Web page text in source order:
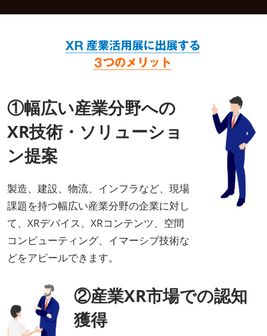
①幅広い産業分野への
XR技術・ソリューショ
ン提案
製造、建設、物流、インフラなど、現場
課題を持つ幅広い産業分野の企業に対し
て、XRデバイス、XRコンテンツ、空間
コンピューティング、イマーシブ技術な
どをアピールできます。
②産業XR市場での認知
獲得